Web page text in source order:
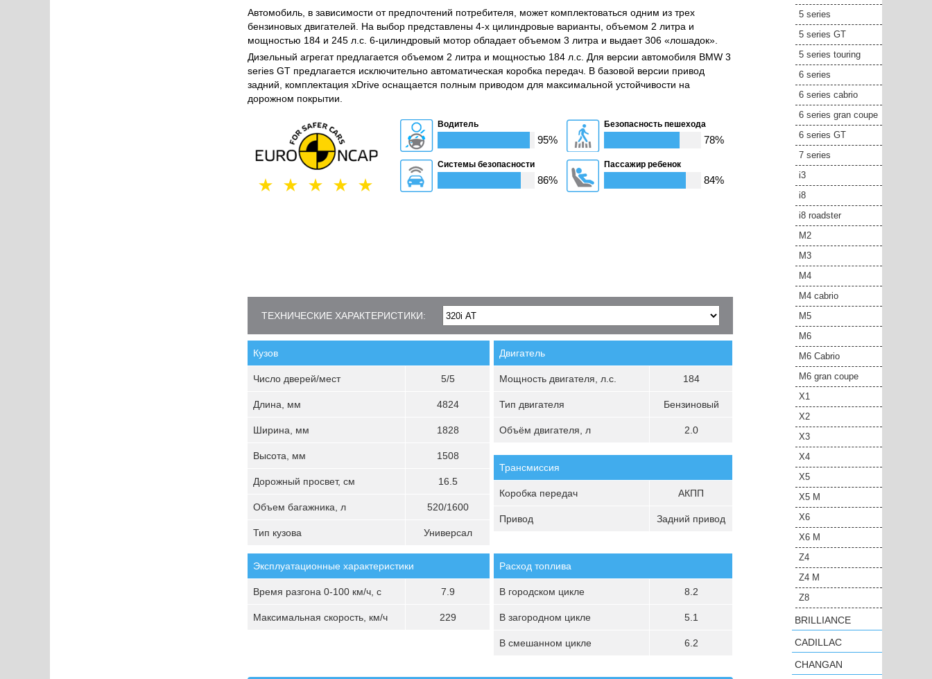
Автомобиль, в зависимости от предпочтений потребителя, может комплектоваться одним из трех
бензиновых двигателей. На выбор представлены 4-х цилиндровые варианты, объемом 2 литра и
мощностью 184 и 245 л.с. 6-цилиндровый мотор обладает объемом 3 литра и выдает 306 «лошадок».
Дизельный агрегат предлагается объемом 2 литра и мощностью 184 л.с. Для версии автомобиля BMW 3
series GT предлагается исключительно автоматическая коробка передач. В базовой версии привод
задний, комплектация xDrive оснащается полным приводом для максимальной устойчивости на
дорожном покрытии.
Водитель
95%
Безопасность пешехода
78%
Системы безопасности
86%
Пассажир ребенок
84%
ТЕХНИЧЕСКИЕ ХАРАКТЕРИСТИКИ:
Кузов
Число дверей/мест 5/5
Длина, мм 4824
Ширина, мм 1828
Высота, мм 1508
Дорожный просвет, см 16.5
Объем багажника, л 520/1600
Тип кузова Универсал
Двигатель
Мощность двигателя, л.с. 184
Тип двигателя Бензиновый
Объём двигателя, л 2.0
Трансмиссия
Коробка передач АКПП
Привод Задний привод
Эксплуатационные характеристики
Время разгона 0-100 км/ч, с 7.9
Максимальная скорость, км/ч 229
Расход топлива
В городском цикле 8.2
В загородном цикле 5.1
В смешанном цикле 6.2
5 series
5 series GT
5 series touring
6 series
6 series cabrio
6 series gran coupe
6 series GT
7 series
i3
i8
i8 roadster
M2
M3
M4
M4 cabrio
M5
M6
M6 Cabrio
M6 gran coupe
X1
X2
X3
X4
X5
X5 M
X6
X6 M
Z4
Z4 M
Z8
BRILLIANCE
CADILLAC
CHANGAN